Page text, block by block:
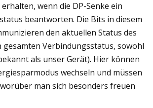
wenn die DP-Senke ein
beantworten. Die Bits in diesem
den aktuellen Status des
Verbindungsstatus, sowohl
als unser Gerät). Hier können
wechseln und müssen
man sich besonders freuen